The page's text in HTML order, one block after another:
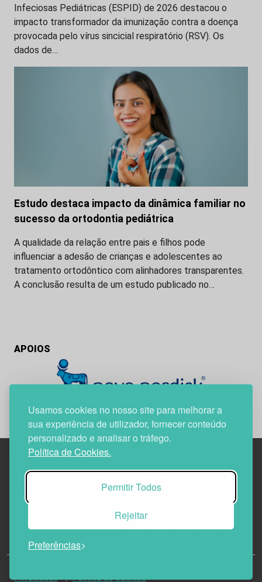
Usamos cookies no nosso site para melhorar a
sua experiência de utilizador, fornecer conteúdo
personalizado e analisar o tráfego.
Política de Cookies.
Permitir Todos
Rejeitar
Preferências
Infeciosas Pediátricas (ESPID) de 2026 destacou o
impacto transformador da imunização contra a doença
provocada pelo vírus sincicial respiratório (RSV). Os
dados de…
Estudo destaca impacto da dinâmica familiar no
sucesso da ortodontia pediátrica
A qualidade da relação entre pais e filhos pode
influenciar a adesão de crianças e adolescentes ao
tratamento ortodôntico com alinhadores transparentes.
A conclusão resulta de um estudo publicado no…
APOIOS
Edif. Lisboa Oriente | Av. Infante D. Henrique, n.º 333H, esc.
1800-282 Lisboa | Portugal
Privacidade
Política de Cookies